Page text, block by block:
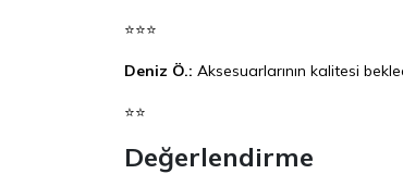
⭐⭐⭐
Deniz Ö.: Aksesuarlarının kalitesi
⭐⭐
Değerlendirme